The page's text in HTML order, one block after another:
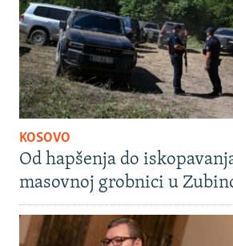
KOSOVO
Od hapšenja do
masovnoj grobnici u